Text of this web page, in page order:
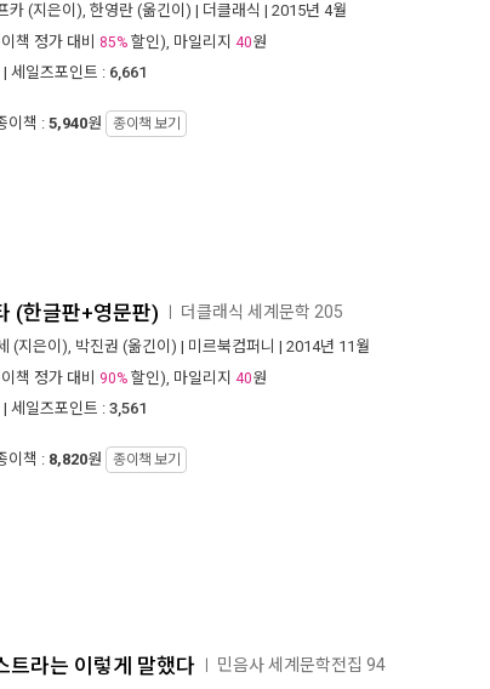
카(지은이), 한영란 (옮긴이) | 더클래식 | 2015년 4월
책 정가 대비 85% 할인), 마일리지 40원
| 세일즈포인트 : 6,661
이책 :5,940원 종이책 보기
(한글판+영문판) 더클래식 세계문학 205
(지은이), 박진권 (옮긴이) | 미르북컴퍼니 | 2014년 11월
책 정가 대비 90% 할인), 마일리지 40원
| 세일즈포인트 : 3,561
이책 : 8,820원 종이책 보기
트라는 이렇게 말했다 민음사 세계문학전집 94